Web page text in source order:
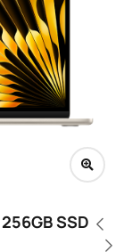
SSD